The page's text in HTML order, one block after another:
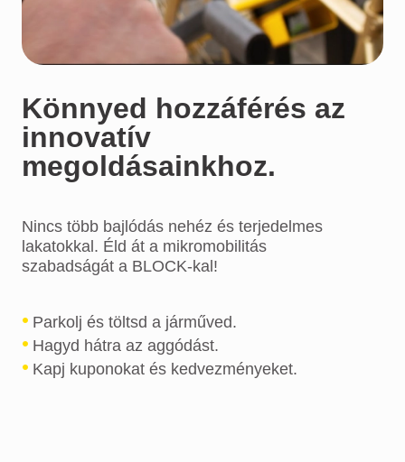
Könnyed hozzáférés az
innovatív
megoldásainkhoz.
Nincs több bajlódás nehéz és terjedelmes
lakatokkal. Éld át a mikromobilitás
szabadságát a BLOCK-kal!
Parkolj és töltsd a járműved.
Hagyd hátra az aggódást.
Kapj kuponokat és kedvezményeket.